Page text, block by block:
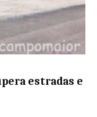
estradas e